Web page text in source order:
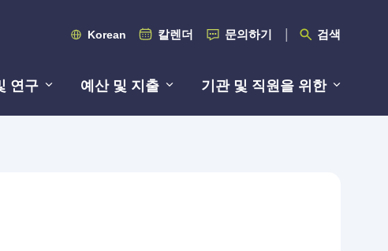
Korean 칼렌더 문의하기 검색
연구 예산 및 지출 기관 및 직원을 위한